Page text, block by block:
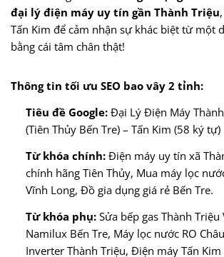
đại lý điện máy uy tín gần Thành Triệu
Tấn Kim để cảm nhận sự khác biệt từ một
bằng cái tâm chân thật!
Thông tin tối ưu SEO bao vây 2 tỉnh:
Tiêu đề Google:Đại Lý Điện Máy
(Tiên Thủy Bến Tre) – Tấn Kim (58 ký tự)
Từ khóa chính:Điện máy uy tín xã
chính hãng Tiên Thủy, Mua máy lọc
Vĩnh Long, Đồ gia dụng giá rẻ Bến Tre.
Từ khóa phụ:Sửa bếp gas Thành
Namilux Bến Tre, Máy lọc nước RO
Inverter Thành Triệu, Điện máy Tấn Kim